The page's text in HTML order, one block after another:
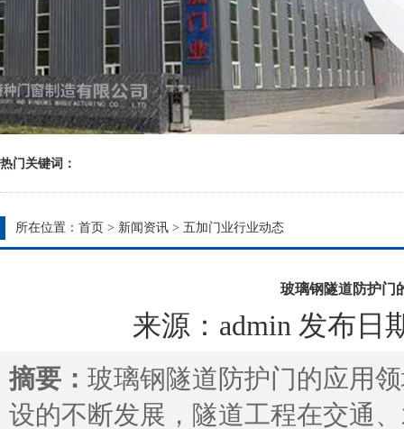
热门关键词：
所在位置： 首页 > 新闻资讯 > 五加门业行业动态
玻璃钢隧道防护门
来源：admin 发布日
摘要： 玻璃钢隧道防护门的应用
设的不断发展，隧道工程在交通